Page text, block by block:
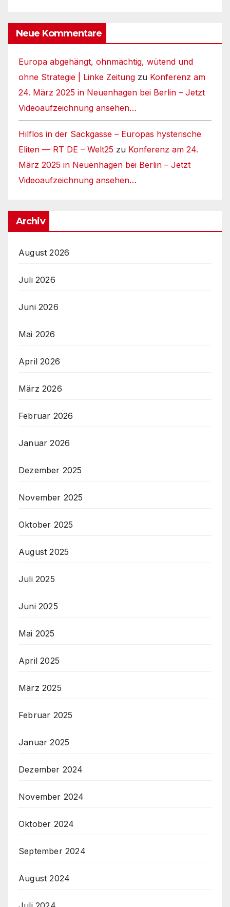
Neue Kommentare
Europa abgehängt, ohnmächtig, wütend und
ohne Strategie | Linke Zeitung zu Konferenz am
24. März 2025 in Neuenhagen bei Berlin – Jetzt
Videoaufzeichnung ansehen…
Hilflos in der Sackgasse – Europas hysterische
Eliten — RT DE – Welt25 zu Konferenz am 24.
März 2025 in Neuenhagen bei Berlin – Jetzt
Videoaufzeichnung ansehen…
Archiv
August 2026
Juli 2026
Juni 2026
Mai 2026
April 2026
März 2026
Februar 2026
Januar 2026
Dezember 2025
November 2025
Oktober 2025
August 2025
Juli 2025
Juni 2025
Mai 2025
April 2025
März 2025
Februar 2025
Januar 2025
Dezember 2024
November 2024
Oktober 2024
September 2024
August 2024